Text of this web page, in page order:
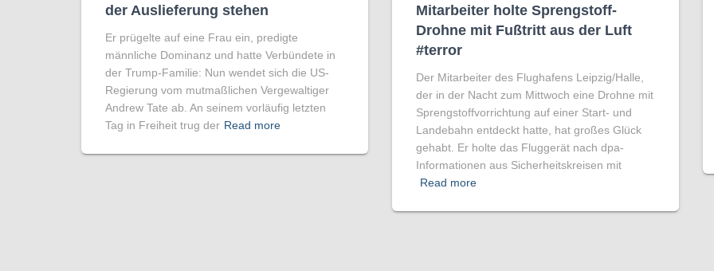
der Auslieferung stehen
Er prügelte auf eine Frau ein, predigte
männliche Dominanz und hatte Verbündete in
der Trump-Familie: Nun wendet sich die US-
Regierung vom mutmaßlichen Vergewaltiger
Andrew Tate ab. An seinem vorläufig letzten
Tag in Freiheit trug der Read more
Mitarbeiter holte Sprengstoff-
Drohne mit Fußtritt aus der Luft
#terror
Der Mitarbeiter des Flughafens Leipzig/Halle,
der in der Nacht zum Mittwoch eine Drohne mit
Sprengstoffvorrichtung auf einer Start- und
Landebahn entdeckt hatte, hat großes Glück
gehabt. Er holte das Fluggerät nach dpa-
Informationen aus Sicherheitskreisen mit
Read more